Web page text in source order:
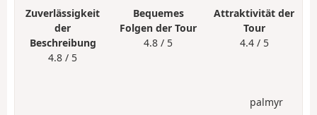
Zuverlässigkeit
der
Beschreibung
4.8 / 5
Bequemes
Folgen der Tour
4.8 / 5
Attraktivität der
Tour
4.4 / 5
palmyr